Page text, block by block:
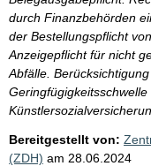
durch Finanzbehörden
der Bestellungspflicht
Anzeigepflicht für nicht
Abfälle.
Geringfügigkeitsschwelle
Bereitgestellt von:
(ZDH) am 28.06.2024